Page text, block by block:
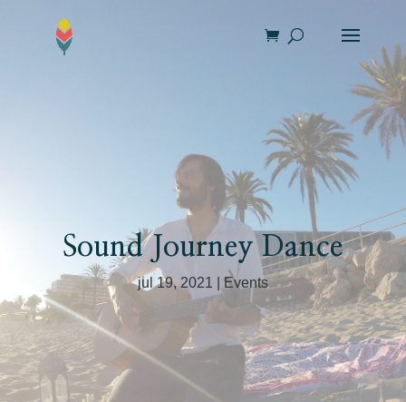
Sound Journey Dance
jul 19, 2021 Events